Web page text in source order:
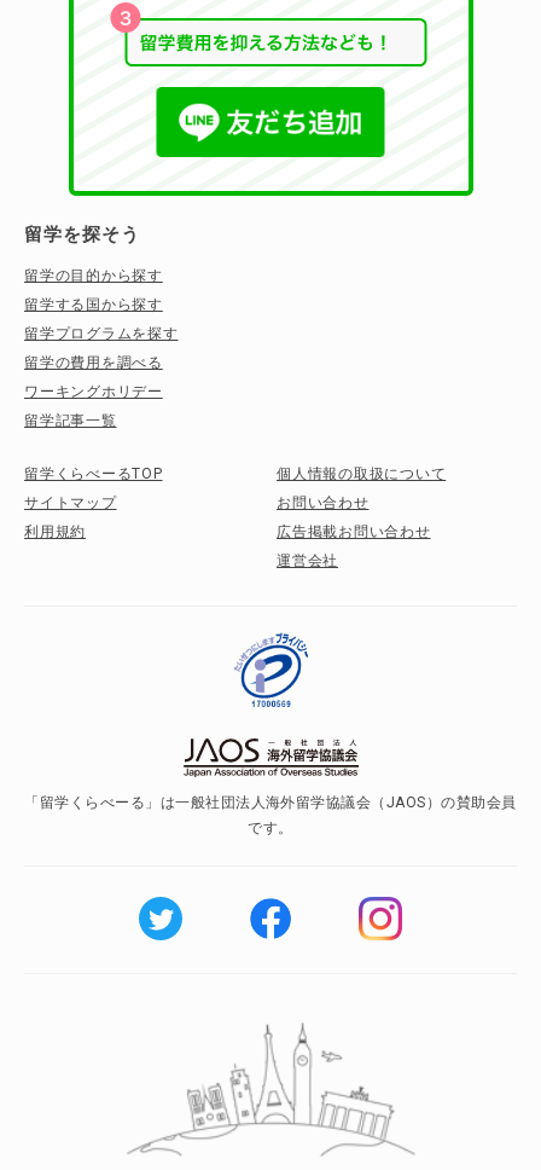
留学を探そう
留学の目的から探す
留学する国から探す
留学プログラムを探す
留学の費用を調べる
ワーキングホリデー
留学記事一覧
留学くらべーるTOP
サイトマップ
利用規約
個人情報の取扱について
お問い合わせ
広告掲載お問い合わせ
運営会社
「留学くらべーる」は一般社団法人海外留学協議会（JAOS）の賛助会員
です。